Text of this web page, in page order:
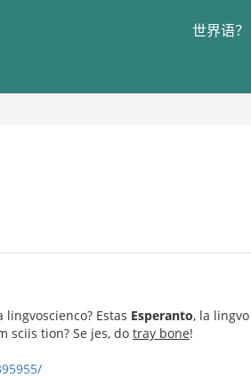
世界语？
Estas Esperanto, la
sciis tion? Se jes, do tray bone!